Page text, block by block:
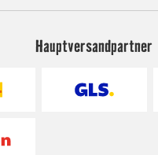
Hauptversandpartner